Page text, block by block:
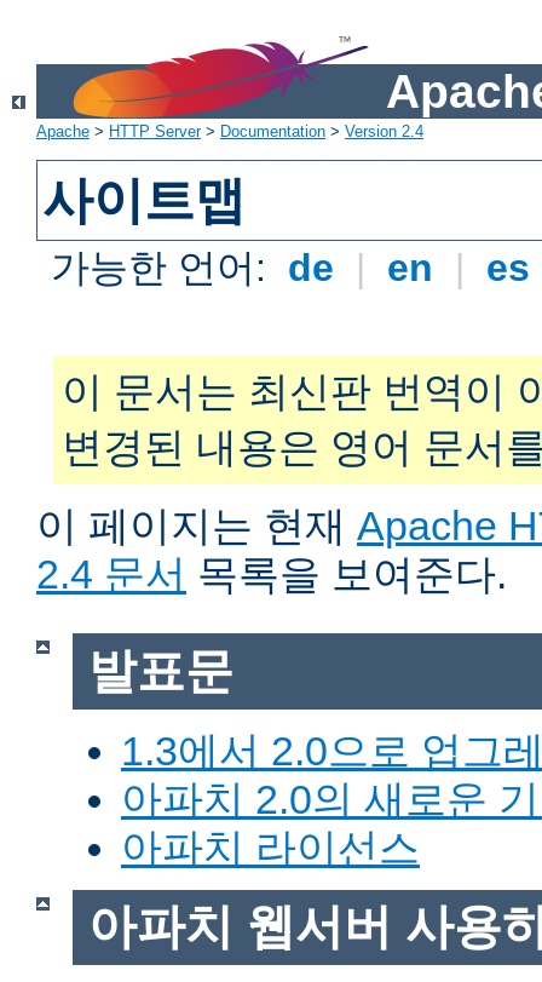
Apache > HTTP Server> Documentation > Version 2.4
사이트맵
가능한 언어: de | en | es
이 문서는 최신판 번역이
변경된 내용은 영어 문서
이 페이지는 현재 Apache
2.4 문서 목록을 보여준다.
발표문
1.3에서 2.0으로 업그
아파치 2.0의 새로운
아파치 라이선스
아파치 웹서버 사용